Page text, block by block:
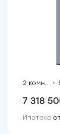
2 комн.
7 318
Ипотека